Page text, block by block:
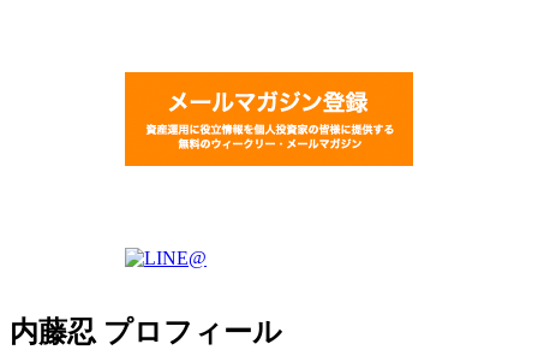
内藤忍 プロフィール